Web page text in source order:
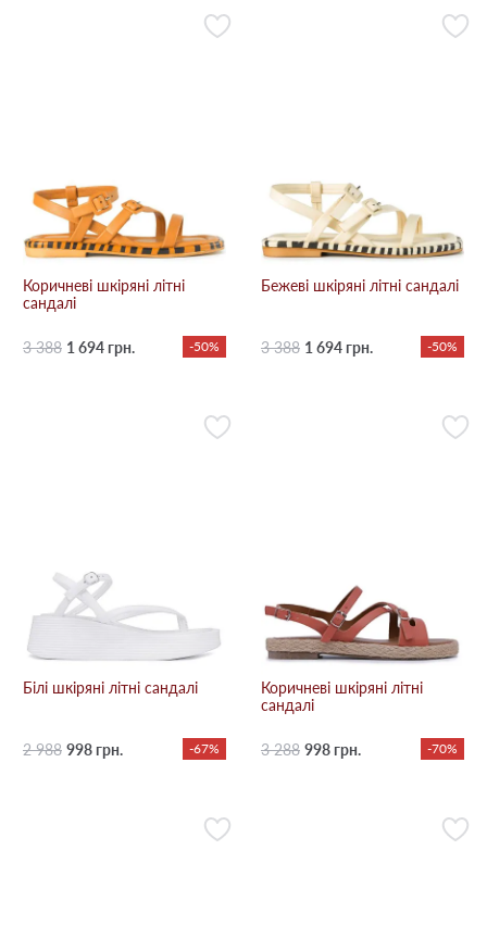
Коричневі шкіряні літні
сандалі
3 388 1 694 грн. -50%
Бежевi шкіряні літні сандалі
3 388 1 694 грн. -50%
Білі шкіряні літні сандалі
2 988 998 грн. -67%
Коричневі шкіряні літні
сандалі
3 288 998 грн. -70%